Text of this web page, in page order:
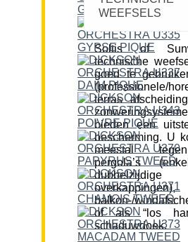
WEEFSELS
Soltis of
technische
goed te
(professionele/
terras
bieden een
bescherming. U
meestal
pergola’s
dubbelzijdige
overkappingen),
balkon-/
of als “los
schaduwdoek.